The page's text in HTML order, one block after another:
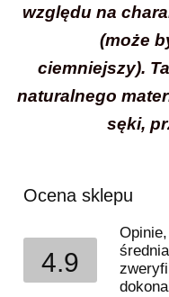
względu na
(może
ciemniejszy).
naturalnego
sęki,
Ocena sklepu
4.9